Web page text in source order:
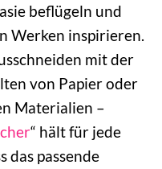
beflügeln und
Werken inspirieren.
mit der
von Papier oder
Materialien –
“ hält für jede
das passende